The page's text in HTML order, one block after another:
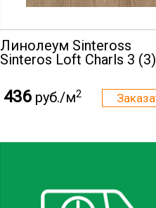
Линолеум Sinteross
Sinteros Loft Charls 3 (3)
436 руб./м2